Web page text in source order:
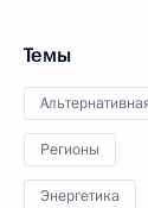
Темы
Регионы
Энергетика